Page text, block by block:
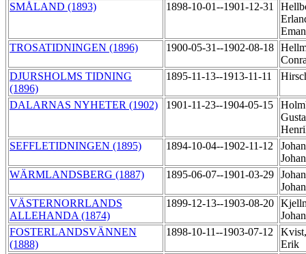
SMÅLAND (1893)
1898-10-01--1901-12-31
TROSATIDNINGEN (1896)
1900-05-31--1902-08-18
DJURSHOLMS TIDNING
(1896)
1895-11-13--1913-11-11
DALARNAS NYHETER (1902) 1901-11-23--1904-05-15
SEFFLETIDNINGEN (1895)
1894-10-04--1902-11-12
WÄRMLANDSBERG (1887)
1895-06-07--1901-03-29
VÄSTERNORRLANDS
ALLEHANDA (1874)
1899-12-13--1903-08-20
FOSTERLANDSVÄNNEN
(1888)
1898-10-11--1903-07-12
Erik